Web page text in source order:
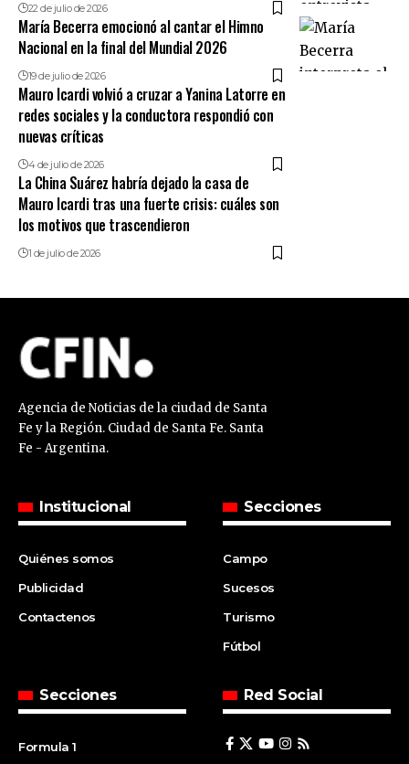
22 de julio de 2026
María Becerra emocionó al cantar el Himno
Nacional en la final del Mundial 2026
19 de julio de 2026
Mauro Icardi volvió a cruzar a Yanina Latorre en
redes sociales y la conductora respondió con
nuevas críticas
4 de julio de 2026
La China Suárez habría dejado la casa de
Mauro Icardi tras una fuerte crisis: cuáles son
los motivos que trascendieron
1 de julio de 2026
Agencia de Noticias de la ciudad de Santa
Fe y la Región. Ciudad de Santa Fe. Santa
Fe - Argentina.
Institucional
Quiénes somos
Publicidad
Contactenos
Secciones
Campo
Sucesos
Turismo
Fútbol
Secciones
Formula 1
Red Social